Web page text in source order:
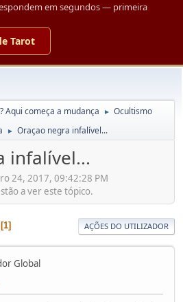
em segundos — primeira
Tarot
Aqui começa a mudança ► Ocultismo
► Oraçao negra infalível...
infalível...
24, 2017, 09:42:28 PM
a ver este tópico.
1 AÇÕES DO UTILIZADOR
Global